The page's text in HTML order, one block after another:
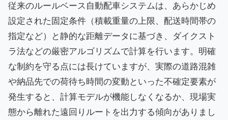
従来のルールベース自動配車システムは、あらかじめ
設定された固定条件（積載重量の上限、配送時間帯の
指定など）と静的な距離データに基づき、ダイクスト
ラ法などの厳密アルゴリズムで計算を行います。明確
な制約を守る点には長けていますが、実際の道路混雑
や納品先での荷待ち時間の変動といった不確定要素が
発生すると、計算モデルが機能しなくなるか、現場実
態から離れた遠回りルートを出力する傾向がありまし